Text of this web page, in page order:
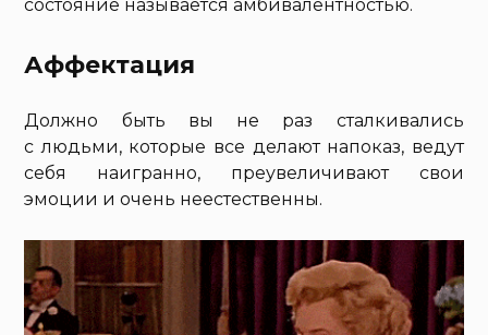
состояние называется амбивалентностью.
Аффектация
Должно быть вы не раз сталкивались
с людьми, которые все делают напоказ, ведут
себя наигранно, преувеличивают свои
эмоции и очень неестественны.